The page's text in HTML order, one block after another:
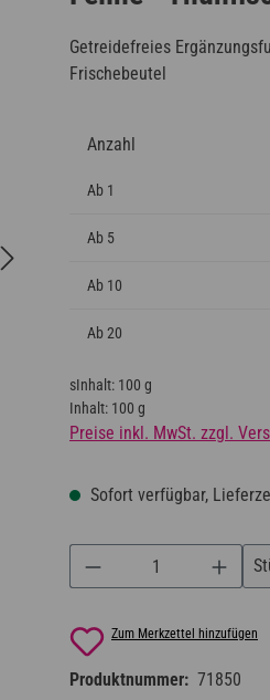
Getreidefreies
Frischebeutel
Anzahl
Ab 1
Ab 5
Ab 10
Ab20
sInhalt: 100 g
Inhalt: 100 g
Preise inkl. MwSt. zzgl.
Sofort verfügbar,
Produkt Anzahl:
Zum Merkzettel hinzufügen
Produktnummer: 71850